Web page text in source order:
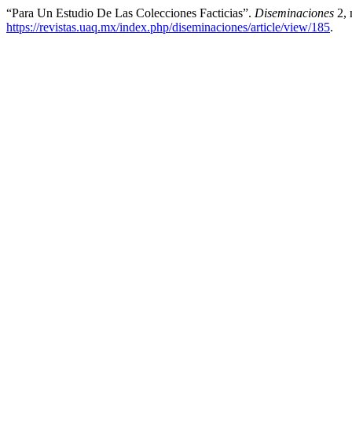
“Para Un Estudio De Las Colecciones Facticias”. Diseminaciones 2,
https://revistas.uaq.mx/index.php/diseminaciones/article/view/185.